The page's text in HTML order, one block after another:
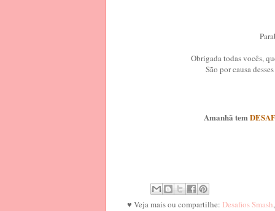
Obrigada todas vocês,
São por causa
Amanhã tem
♥ Veja mais ou compartilhe: Desafios Smash,